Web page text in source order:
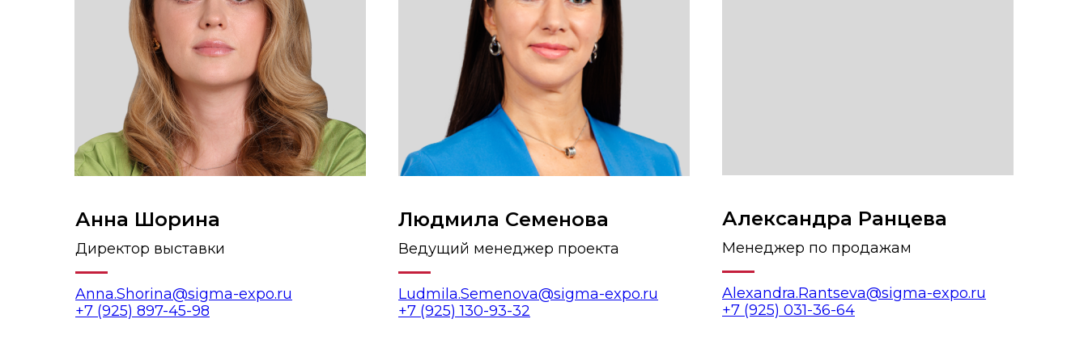
Людмила Семенова
Ведущий менеджер проекта
Ludmila.Semenova@sigma-expo.ru
+7 (925) 130-93-32
Анна Шорина
Директор выставки
Anna.Shorina@sigma-expo.ru
+7 (925) 897-45-98
Александра Ранцева
Менеджер по продажам
Alexandra.Rantseva@sigma-expo.ru
+7 (925) 031-36-64